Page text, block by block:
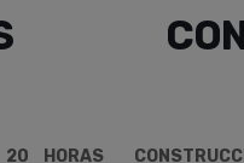
20 HORAS